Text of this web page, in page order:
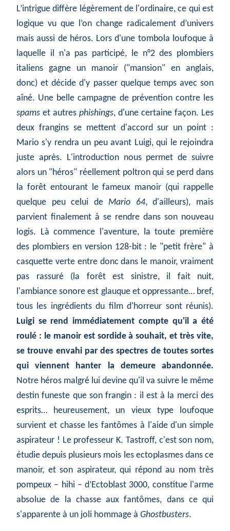
L’intrigue diffère légèrement de l'ordinaire, ce qui est
logique vu que l’on change radicalement d’univers
mais aussi de héros. Lors d'une tombola loufoque à
laquelle il n'a pas participé, le n°2 des plombiers
italiens gagne un manoir ("mansion" en anglais,
donc) et décide d'y passer quelque temps avec son
aîné. Une belle campagne de prévention contre les
spams et autres phishings, d'une certaine façon. Les
deux frangins se mettent d'accord sur un point :
Mario s'y rendra un peu avant Luigi, qui le rejoindra
juste après. L'introduction nous permet de suivre
alors un "héros" réellement poltron qui se perd dans
la forêt entourant le fameux manoir (qui rappelle
quelque peu celui de Mario 64, d'ailleurs), mais
parvient finalement à se rendre dans son nouveau
logis. Là commence l'aventure, la toute première
des plombiers en version 128-bit : le "petit frère" à
casquette verte entre donc dans le manoir, vraiment
pas rassuré (la forêt est sinistre, il fait nuit,
l'ambiance sonore est glauque et oppressante… bref,
tous les ingrédients du film d'horreur sont réunis).
Luigi se rend immédiatement compte qu'il a été
roulé : le manoir est sordide à souhait, et très vite,
se trouve envahi par des spectres de toutes sortes
qui viennent hanter la demeure abandonnée.
Notre héros malgré lui devine qu'il va suivre le même
destin funeste que son frangin : il est à la merci des
esprits… heureusement, un vieux type loufoque
survient et chasse les fantômes à l'aide d'un simple
aspirateur ! Le professeur K. Tastroff, c'est son nom,
étudie depuis plusieurs mois les ectoplasmes dans ce
manoir, et son aspirateur, qui répond au nom très
pompeux – hihi – d’Ectoblast 3000, constitue l'arme
absolue de la chasse aux fantômes, dans ce qui
s'apparente à un joli hommage à Ghostbusters.